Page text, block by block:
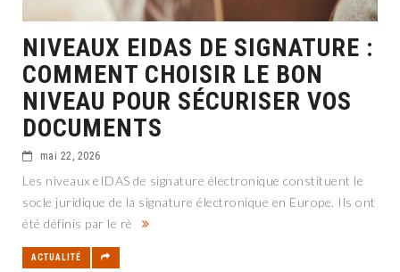
NIVEAUX EIDAS DE SIGNATURE :
COMMENT CHOISIR LE BON
NIVEAU POUR SÉCURISER VOS
DOCUMENTS
mai 22, 2026
Les niveaux eIDAS de signature électronique constituent le
socle juridique de la signature électronique en Europe. Ils ont
été définis par le rè
ACTUALITÉ